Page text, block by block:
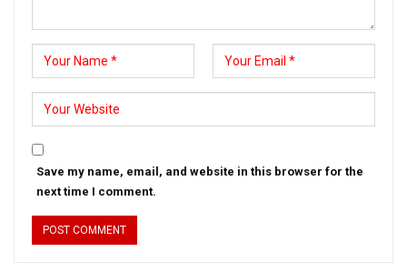
Save my name, email, and website in this browser for the
next time I comment.